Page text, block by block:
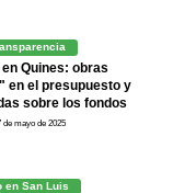
Quines: obras
en el presupuesto y
sobre los fondos
de mayo de 2025
en San Luis